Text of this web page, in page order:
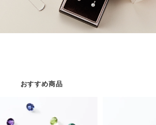
おすすめ商品